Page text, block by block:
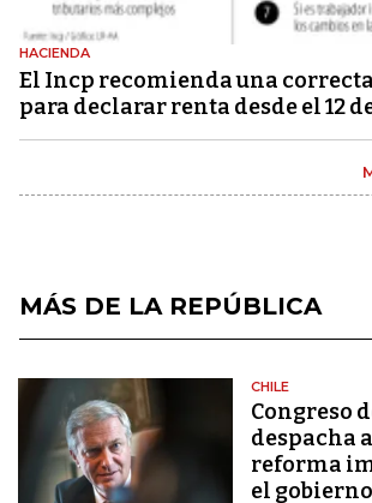
HACIENDA
El Incp recomienda una
para declarar renta desde el 12
MÁS DE LA REPÚBLICA
CHILE
Congreso
despacha
reforma
el